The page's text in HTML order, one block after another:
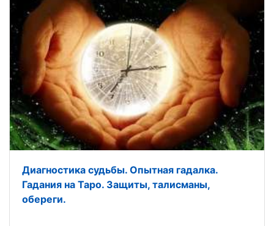
Диагностика судьбы. Опытная гадалка.
Гадания на Таро. Защиты, талисманы,
обереги.